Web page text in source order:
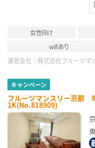
女性向け
wifiあり
運営会社： 株式会社フルーツマ
キャンペーン
フルーツマンスリー京都
1K(No.818909)